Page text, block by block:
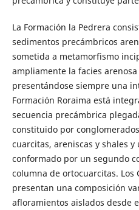
La Formación la Pedrera
sedimentos precámbricos
sometida a metamorfismo
ampliamente la facies
presentándose siempre una
Formación Roraima está
secuencia precámbrica
constituido por
cuarcitas, areniscas y shales
conformado por un segundo
columna de ortocuarcitas. Los
presentan una composición
afloramientos aislados desde